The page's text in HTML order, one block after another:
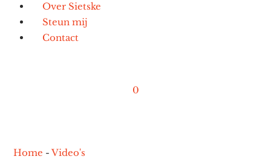
Over Sietske
Steun mij
Contact
0
Home -Video's